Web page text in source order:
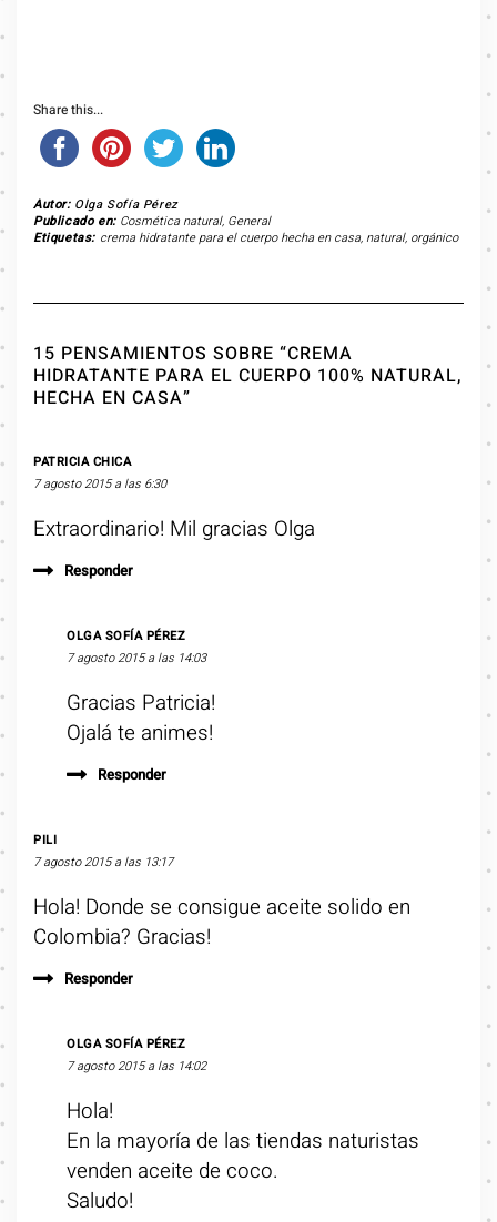
Share this...
Autor: Olga Sofía Pérez
Publicado en: Cosmética natural, General
Etiquetas: crema hidratante para el cuerpo hecha en casa, natural, orgánico
15 PENSAMIENTOS SOBRE “CREMA
HIDRATANTE PARA EL CUERPO 100% NATURAL,
HECHA EN CASA”
PATRICIA CHICA
7 agosto 2015 a las 6:30
Extraordinario! Mil gracias Olga
Responder
OLGA SOFÍA PÉREZ
7 agosto 2015 a las 14:03
Gracias Patricia!
Ojalá te animes!
Responder
PILI
7 agosto 2015 a las 13:17
Hola! Donde se consigue aceite solido en
Colombia? Gracias!
Responder
OLGA SOFÍA PÉREZ
7 agosto 2015 a las 14:02
Hola!
En la mayoría de las tiendas naturistas
venden aceite de coco.
Saludo!